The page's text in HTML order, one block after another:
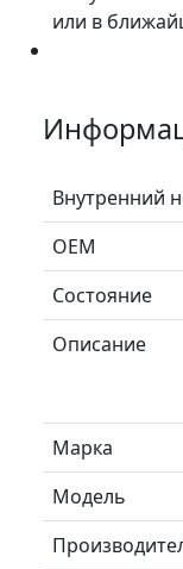
или в
Внутренний
ОЕМ
Состояние
Описание
Марка
Модель